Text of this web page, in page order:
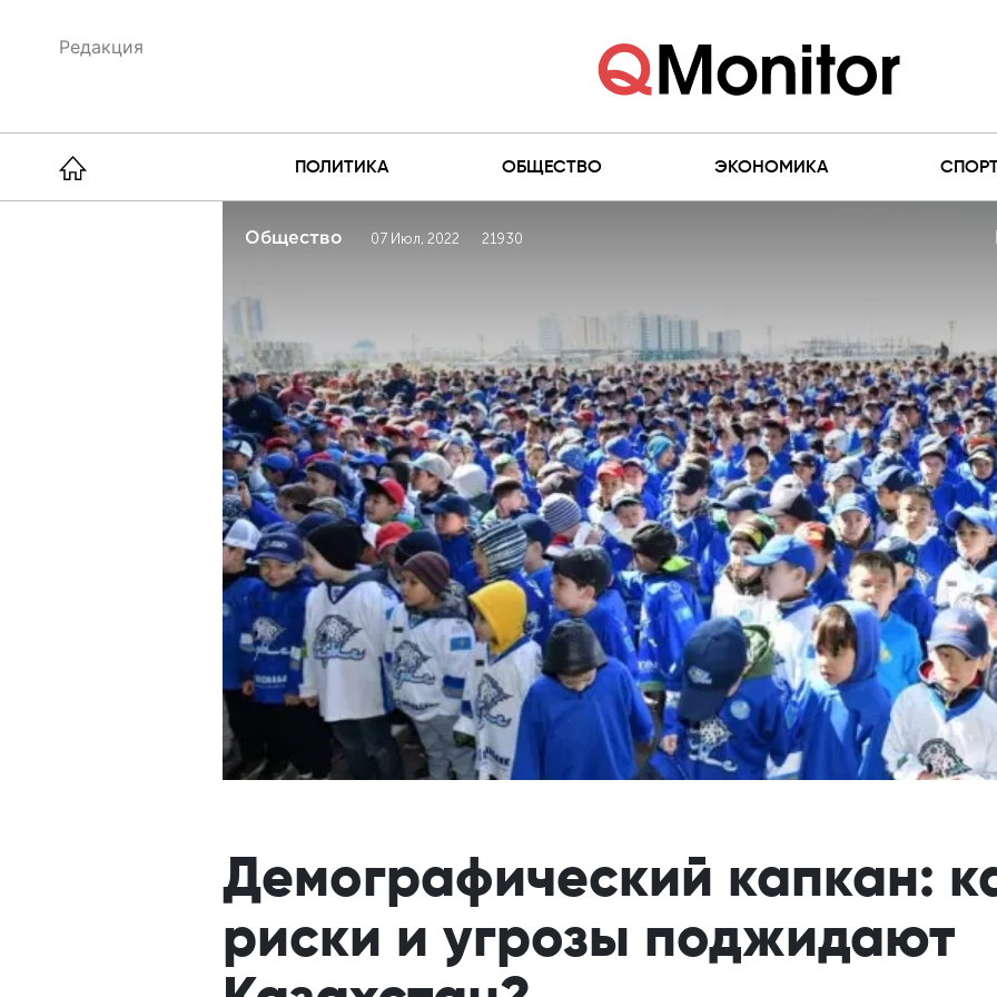
Редакция
ПОЛИТИКА ОБЩЕСТВО ЭКОНОМИКА
Общество 07 Июл, 2022 21930
Демографический капкан:
риски и угрозы поджидают